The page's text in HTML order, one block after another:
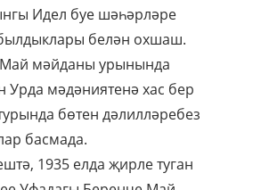
Идел буе шәһәрләре
белән охшаш.
мәйданы урынында
Урда мәдәниятенә хас бер
бөтен дәлилләребез
басмада.
1935 елда җирле туган